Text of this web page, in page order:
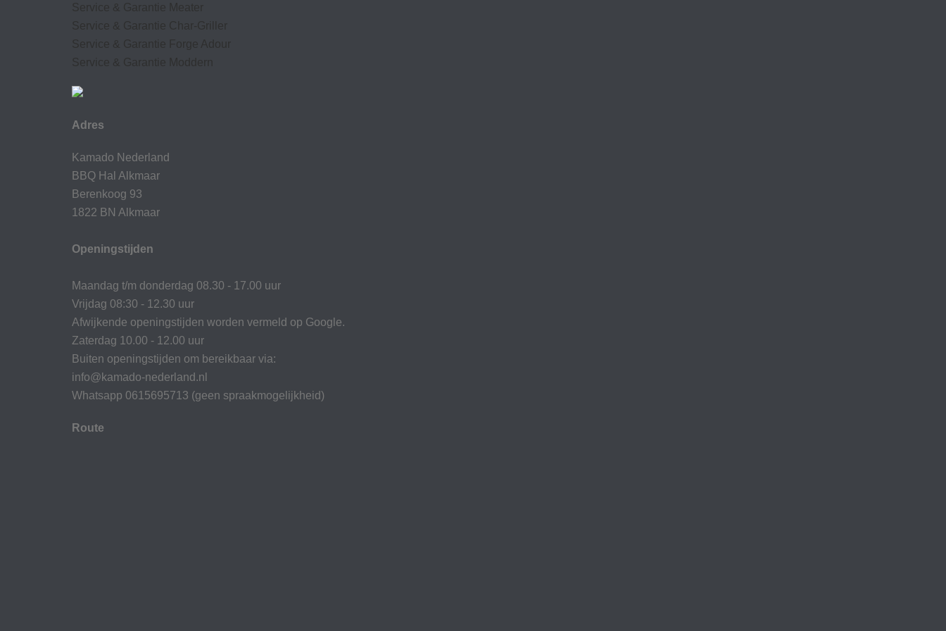
Service & Garantie Meater
Service & Garantie Char-Griller
Service & Garantie Forge Adour
Service & Garantie Moddern
Adres
Kamado Nederland
BBQ Hal Alkmaar
Berenkoog 93
1822 BN Alkmaar
Openingstijden
Maandag t/m donderdag 08.30 - 17.00 uur
Vrijdag 08:30 - 12.30 uur
Afwijkende openingstijden worden vermeld op Google.
Zaterdag 10.00 - 12.00 uur
Buiten openingstijden om bereikbaar via:
info@kamado-nederland.nl
Whatsapp 0615695713 (geen spraakmogelijkheid)
Route